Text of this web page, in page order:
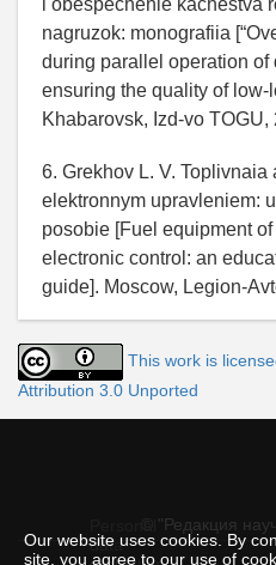
Our website uses cookies. By
site, you agree to our use of
nagruzok: monografiia
during parallel operation of
ensuring the quality of low-
Khabarovsk, Izd-vo TOGU,
6. Grekhov L. V.
elektronnym upravleniem:
posobie [Fuel equipment
electronic control: an
guide]. Moscow, Legion-
This work is
Attribution 3.0 Unported
© "Редакция
data